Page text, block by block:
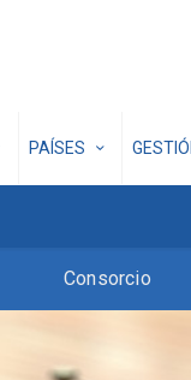
PAÍSES
Consorcio